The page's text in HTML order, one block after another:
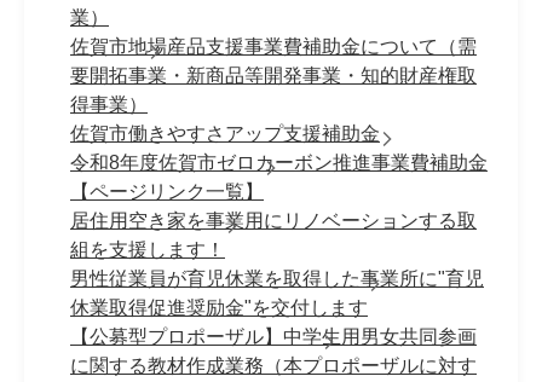
業）
佐賀市地場産品支援事業費補助金について（需
要開拓事業・新商品等開発事業・知的財産権取
得事業）
佐賀市働きやすさアップ支援補助金
令和8年度佐賀市ゼロカーボン推進事業費補助金
【ページリンク一覧】
居住用空き家を事業用にリノベーションする取
組を支援します！
男性従業員が育児休業を取得した事業所に"育児
休業取得促進奨励金"を交付します
【公募型プロポーザル】中学生用男女共同参画
に関する教材作成業務（本プロポーザルに対す